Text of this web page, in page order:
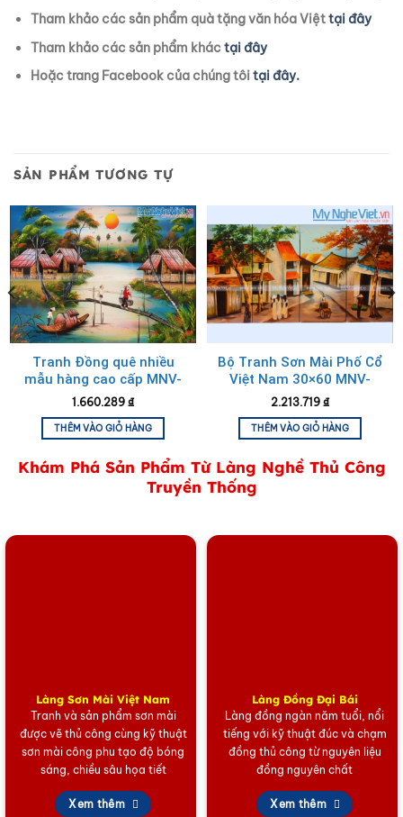
Tham khảo các sản phẩm quà tặng văn hóa Việttại đây
Tham khảo các sản phẩm kháctại đây
Hoặc trang Facebook của chúng tôitại đây.
SẢN PHẨM TƯƠNG TỰ
Tranh Đồng quê nhiều
mẫu hàng cao cấp MNV-
TSM46
1.660.289 ₫
THÊM VÀO GIỎ HÀNG
Bộ Tranh Sơn Mài Phố Cổ
Việt Nam 30×60 MNV-
TSMTBL3060
2.213.719 ₫
THÊM VÀO GIỎ HÀNG
Khám Phá Sản Phẩm Từ Làng Nghề Thủ Công
Truyền Thống
Làng Sơn Mài Việt Nam
Tranh và sản phẩm sơn mài
được vẽ thủ công cùng kỹ thuật
sơn mài công phu tạo độ bóng
sáng, chiều sâu họa tiết
Xem thêm
Làng Đồng Đại Bái
Làng đồng ngàn năm tuổi, nổi
tiếng với kỹ thuật đúc và chạm
đồng thủ công từ nguyên liệu
đồng nguyên chất
Xem thêm